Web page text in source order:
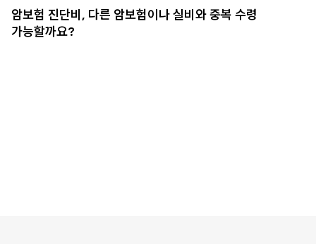
암보험 진단비, 다른 암보험이나 실비와 중복 수령
가능할까요?